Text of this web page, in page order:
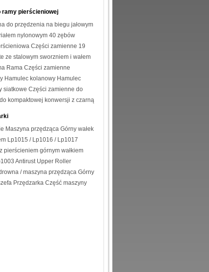
ramy pierścieniowej
do przędzenia na biegu jałowym
nylonowym 40 zębów
Części zamienne 19
ze stalowym sworzniem i wałem
Compact
Rama Części zamienne
Hamulec kolanowy Hamulec
siatkowe Części zamienne do
kompaktowej konwersji z czarną
Maszyna przędząca Górny wałek
Lp1015 / Lp1016 / Lp1017
pierścieniem górnym wałkiem
Antirust Upper Roller
/ maszyna przędząca Górny
Przędzarka Część maszyny